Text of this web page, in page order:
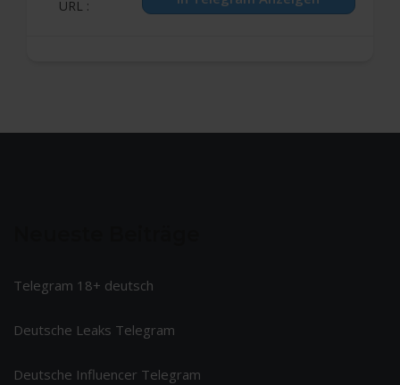
URL :
Telegram 18+ deutsch
Deutsche Leaks Telegram
Deutsche Influencer Telegram